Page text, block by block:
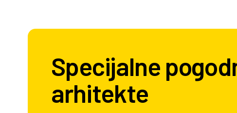
Specijalne
arhitekte